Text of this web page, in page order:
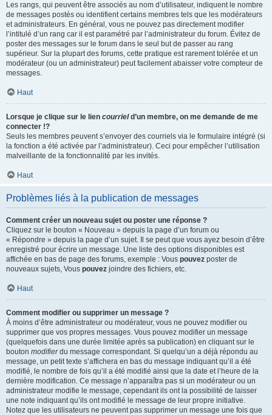
Les rangs, qui peuvent être associés au nom d’utilisateur, indiquent le nombre
de messages postés ou identifient certains membres tels que les modérateurs
et administrateurs. En général, vous ne pouvez pas directement modifier
l’intitulé d’un rang car il est paramétré par l’administrateur du forum. Évitez de
poster des messages sur le forum dans le seul but de passer au rang
supérieur. Sur la plupart des forums, cette pratique est rarement tolérée et un
modérateur (ou un administrateur) peut facilement abaisser votre compteur de
messages.
Haut
Lorsque je clique sur le lien courrield’un membre, on me demande de me
connecter !?
Seuls les membres peuvent s’envoyer des courriels via le formulaire intégré (si
la fonction a été activée par l’administrateur). Ceci pour empêcher l’utilisation
malveillante de la fonctionnalité par les invités.
Haut
Problèmes liés à la publication de messages
Comment créer un nouveau sujet ou poster une réponse ?
Cliquez sur le bouton « Nouveau » depuis la page d’un forum ou
« Répondre » depuis la page d’un sujet. Il se peut que vous ayez besoin d’être
enregistré pour écrire un message. Une liste des options disponibles est
affichée en bas de page des forums, exemple : Vous pouvez poster de
nouveaux sujets, Vous pouvez joindre des fichiers, etc.
Haut
Comment modifier ou supprimer un message ?
À moins d’être administrateur ou modérateur, vous ne pouvez modifier ou
supprimer que vos propres messages. Vous pouvez modifier un message
(quelquefois dans une durée limitée après sa publication) en cliquant sur le
bouton modifierdu message correspondant. Si quelqu’un a déjà répondu au
message, un petit texte s’affichera en bas du message indiquant qu’il a été
modifié, le nombre de fois qu’il a été modifié ainsi que la date et l’heure de la
dernière modification. Ce message n’apparaîtra pas si un modérateur ou un
administrateur modifie le message, cependant ils ont la possibilité de laisser
une note indiquant qu’ils ont modifié le message de leur propre initiative.
Notez que les utilisateurs ne peuvent pas supprimer un message une fois que